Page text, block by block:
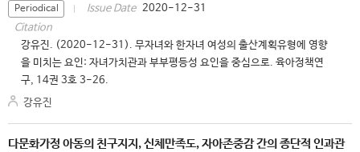
Periodical Issue Date 2020-12-31
Citation
강유진. (2020-12-31). 무자녀와 한자녀 여성의 출산계획유형에 영향
을 미치는 요인: 자녀가치관과 부부평등성 요인을 중심으로. 육아정책연
구, 14권 3호 3-26.
강유진
다문화가정 아동의 친구지지, 신체만족도, 자아존중감 간의 종단적 인과관